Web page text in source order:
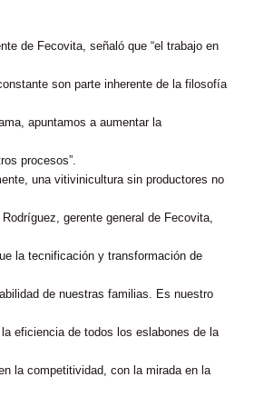
de Fecovita, señaló que “el trabajo en
son parte inherente de la filosofía
apuntamos a aumentar la
procesos”.
una vitivinicultura sin productores no
gerente general de Fecovita,
la tecnificación y transformación de
de nuestras familias. Es nuestro
eficiencia de todos los eslabones de la
la competitividad, con la mirada en la